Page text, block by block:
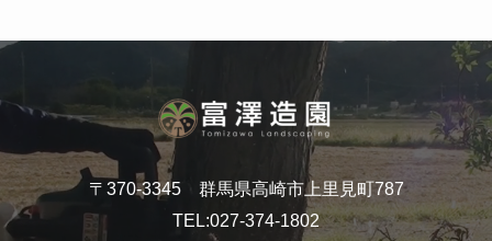
〒370-3345 群馬県高崎市上里見町787
TEL:027-374-1802